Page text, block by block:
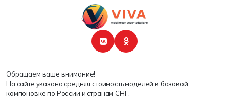
Обращаем ваше внимание!
На сайте указана средняя стоимость моделей в базовой
компоновке по России и странам СНГ.